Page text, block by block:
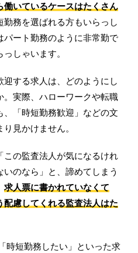
転職お役立ち情報
業界情報
いているケースはたくさん
勤務を選ばれる方もいらっし
パート勤務のように非常勤で
しゃいます。
する求人は、どのようにし
実際、ハローワークや転職
「時短勤務歓迎」などの文
見かけません。
この監査法人が気になるけれ
のなら」と、諦めてしまう
求人票に書かれていなくて
配慮してくれる監査法人はた
時短勤務したい」といった求